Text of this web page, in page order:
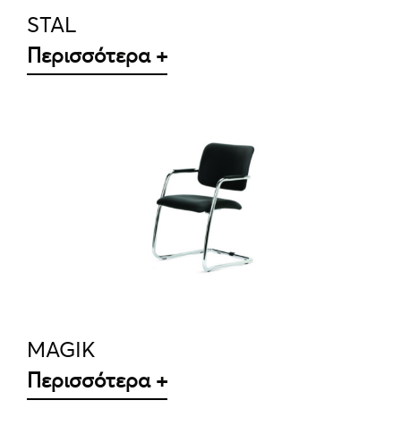
STAL
Περισσότερα +
ΛΕΠΤΟΜΈΡΕΙΕΣ
MAGIK
Περισσότερα +